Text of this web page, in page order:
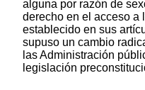
alguna por razón de
derecho en el acceso a
establecido en sus
supuso un cambio
las Administración
legislación